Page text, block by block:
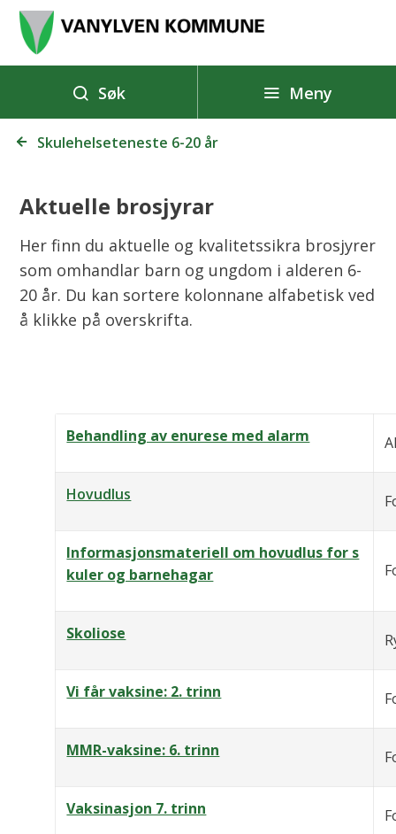
n
y
l
o
m
m
Søk Meny
Du Skulehelseteneste 6-20 år
Aktuelle brosjyrar
Her finn du aktuelle og kvalitetssikra brosjyrer
som omhandlar barn og ungdom i alderen 6-
20 år. Du kan sortere kolonnane alfabetisk ved
å klikke på overskrifta.
Behandling av enurese med alarm
Hovudlus
Informasjonsmateriell om hovudlus for s
kuler og barnehagar
Skoliose
Vi får vaksine: 2. trinn
MMR-vaksine: 6. trinn
Vaksinasjon 7. trinn